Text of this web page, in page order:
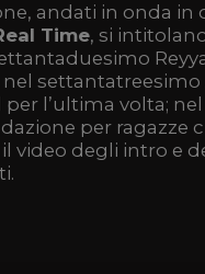
andati in onda in
Time, si
settantatreesimo
l’ultima volta; nel
per ragazze
video degli intro e